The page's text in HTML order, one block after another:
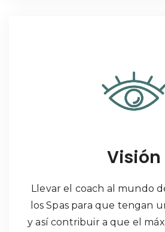
Visión
Llevar el coach al mundo
los Spas para que tengan
y así contribuir a que el